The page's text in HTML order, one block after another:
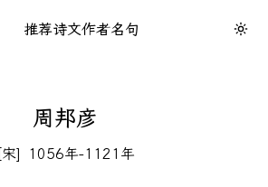
推荐诗文作者名句
周邦彦
宋 1056年-1121年